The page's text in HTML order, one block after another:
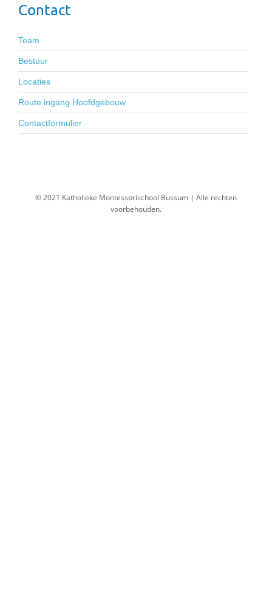
Contact
Team
Bestuur
Locaties
Route ingang Hoofdgebouw
Contactformulier
© 2021 Katholieke Montessorischool Bussum | Alle rechten
voorbehouden.